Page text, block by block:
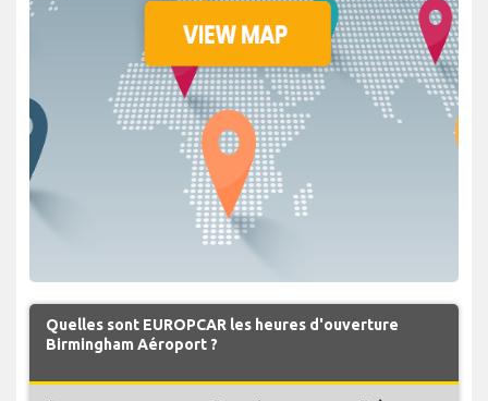
Quelles sont EUROPCAR les heures d'ouverture
Birmingham Aéroport ?